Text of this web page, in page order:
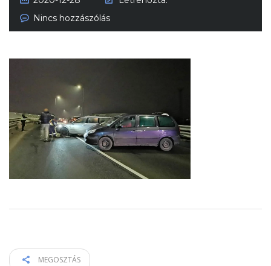
Nincs hozzászólás
MEGOSZTÁS